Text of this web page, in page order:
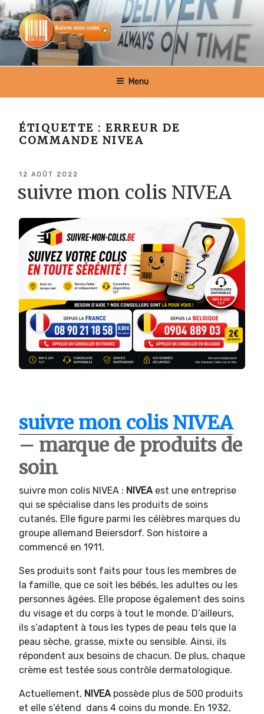
Aller
au
contenu
principal
SUIVRE MON COLIS BELGIQUE
Menu
ÉTIQUETTE :ERREUR DE
COMMANDE NIVEA
PUBLIÉ
12 AOÛT 2022
suivre mon colis NIVEA
suivre mon colis NIVEA
– marque de produits de
soin
suivre mon colis NIVEA : NIVEA est une entreprise
qui se spécialise dans les produits de soins
cutanés. Elle figure parmi les célèbres marques du
groupe allemand Beiersdorf. Son histoire a
commencé en 1911.
Ses produits sont faits pour tous les membres de
la famille, que ce soit les bébés, les adultes ou les
personnes âgées. Elle propose également des soins
du visage et du corps à tout le monde. D’ailleurs,
ils s’adaptent à tous les types de peau tels que la
peau sèche, grasse, mixte ou sensible. Ainsi, ils
répondent aux besoins de chacun. De plus, chaque
crème est testée sous contrôle dermatologique.
Actuellement, NIVEA possède plus de 500 produits
et elle s’étend dans 4 coins du monde. En 1932,